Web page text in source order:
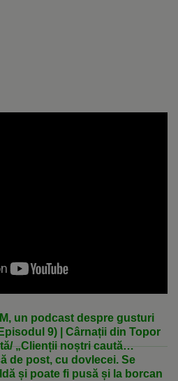
un podcast despre gusturi
9) | Cârnații din Topor
„Clienții noștri caută
să plătească pentru
de post, cu dovlecei. Se
și poate fi pusă și la borcan